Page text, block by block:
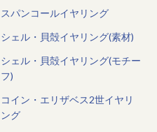
スパンコールイヤリング
シェル・貝殻イヤリング(素材)
シェル・貝殻イヤリング(モチー
フ)
コイン・エリザベス2世イヤリ
ング